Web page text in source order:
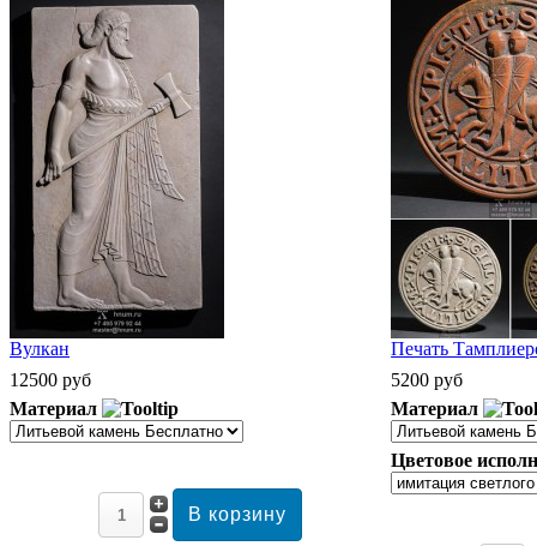
Вулкан
12500 руб
Материал
Печать
5200 руб
Материал
Цветовое